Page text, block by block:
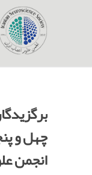
چهل و
انجمن